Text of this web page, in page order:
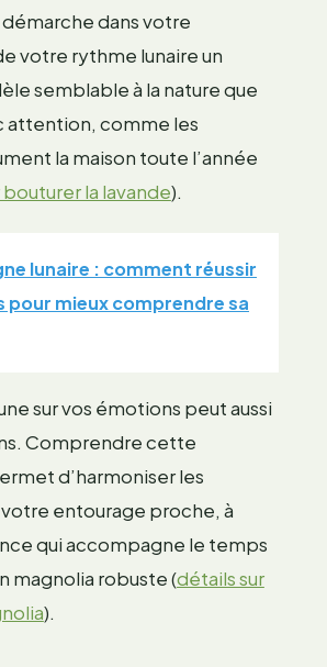
dans votre
votre rythme lunaire un
semblable à la nature que
attention, comme les
la maison toute l’année
la lavande).
lunaire : comment réussir
pour mieux comprendre sa
sur vos émotions peut aussi
Comprendre cette
d’harmoniser les
entourage proche, à
qui accompagne le temps
magnolia robuste (détails sur
).